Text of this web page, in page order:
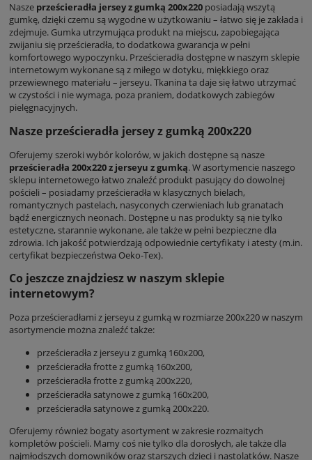
Nasze prześcieradła jersey z gumką 200x220 posiadają wszytą
gumkę, dzięki czemu są wygodne w użytkowaniu – łatwo się je zakłada i
zdejmuje. Gumka utrzymująca produkt na miejscu, zapobiegająca
zwijaniu się prześcieradła, to dodatkowa gwarancja w pełni
komfortowego wypoczynku. Prześcieradła dostępne w naszym sklepie
internetowym wykonane są z miłego w dotyku, miękkiego oraz
przewiewnego materiału – jerseyu. Tkanina ta daje się łatwo utrzymać
w czystości i nie wymaga, poza praniem, dodatkowych zabiegów
pielęgnacyjnych.
Nasze prześcieradła jersey z gumką 200x220
Oferujemy szeroki wybór kolorów, w jakich dostępne są nasze
prześcieradła 200x220 z jerseyu z gumką. W asortymencie naszego
sklepu internetowego łatwo znaleźć produkt pasujący do dowolnej
pościeli – posiadamy prześcieradła w klasycznych bielach,
romantycznych pastelach, nasyconych czerwieniach lub granatach
bądź energicznych neonach. Dostępne u nas produkty są nie tylko
estetyczne, starannie wykonane, ale także w pełni bezpieczne dla
zdrowia. Ich jakość potwierdzają odpowiednie certyfikaty i atesty (m.in.
certyfikat bezpieczeństwa Oeko-Tex).
Co jeszcze znajdziesz w naszym sklepie
internetowym?
Poza prześcieradłami z jerseyu z gumką w rozmiarze 200x220 w naszym
asortymencie można znaleźć także:
prześcieradła z jerseyu z gumką 160x200,
prześcieradła frotte z gumką 160x200,
prześcieradła frotte z gumką 200x220,
prześcieradła satynowe z gumką 160x200,
prześcieradła satynowe z gumką 200x220.
Oferujemy również bogaty asortyment w zakresie rozmaitych
kompletów pościeli. Mamy coś nie tylko dla dorosłych, ale także dla
najmłodszych domowników oraz starszych dzieci i nastolatków. Nasze